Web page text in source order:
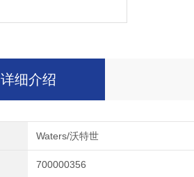
详细介绍
Waters/沃特世
700000356